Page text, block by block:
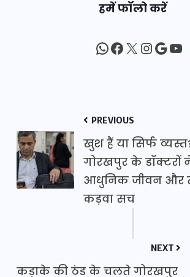
हमें फॉलो करें
WhatsApp
Facebook
X
PREVIOUS
खुश हैं या सिर्फ
गोरखपुर के डॉक्टरों
आधुनिक जीवन और
कड़वा सच
NEXT
कड़ाके की ठंड के चलते गोरखपुर